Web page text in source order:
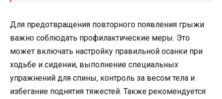
Для предотвращения повторного появления грыжи
важно соблюдать профилактические меры. Это
может включать настройку правильной осанки при
ходьбе и сидении, выполнение специальных
упражнений для спины, контроль за весом тела и
избегание поднятия тяжестей. Также рекомендуется